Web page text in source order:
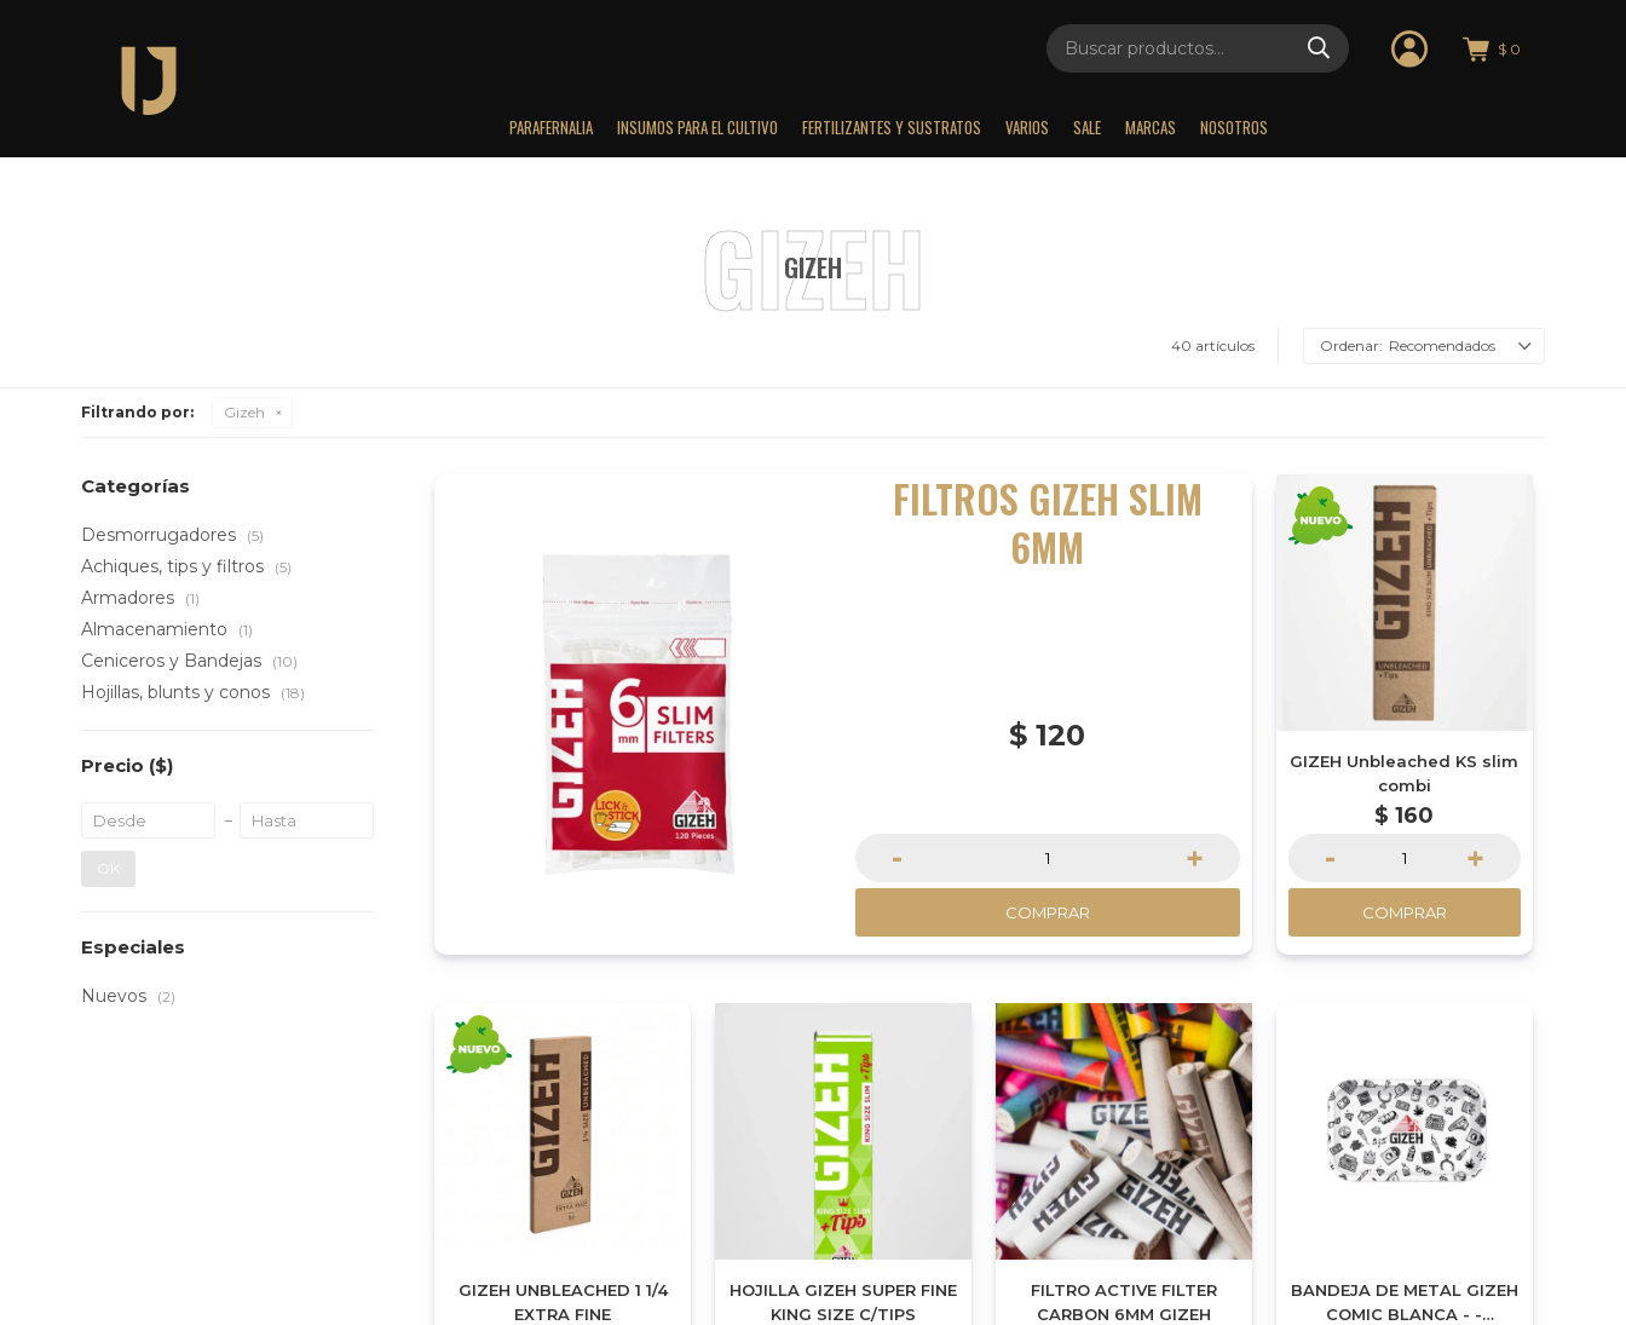
PARAFERNALIA INSUMOS PARA EL CULTIVO FERTILIZANTES Y SUSTRATOS VARIOS SALE MARCAS NOSOTROS
$ 0
GIZEH
40 artículos Recomendados
Filtrando por: Gizeh
FILTROS GIZEH SLIM
6MM
$ 120
- +
COMPRAR
GIZEH Unbleached KS slim
combi
$ 160
- +
COMPRAR
GIZEH UNBLEACHED 1 1/4
EXTRA FINE
HOJILLA GIZEH SUPER FINE
KING SIZE C/TIPS
FILTRO ACTIVE FILTER
CARBON 6MM GIZEH
BANDEJA DE METAL GIZEH
COMIC BLANCA - -
Categorías
Desmorrugadores (5)
Achiques, tips y filtros (5)
Armadores (1)
Almacenamiento (1)
Ceniceros y Bandejas (10)
Hojillas, blunts y conos (18)
Precio ($)
OK
Especiales
Nuevos (2)